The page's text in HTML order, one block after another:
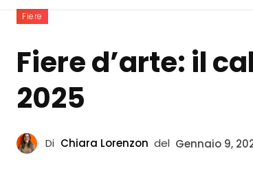
Fiere
Fiere d’arte: il
2025
Di Chiara Lorenzon del Gennaio 9,